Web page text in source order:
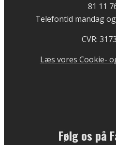
81 11
Telefontid mandag
CVR:
Læs vores Cookie-
Følg os på